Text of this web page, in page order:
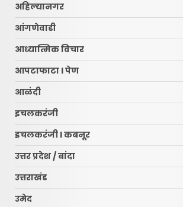
अहिल्यानगर
आंगणेवाडी
आध्यात्मिक विचार
आपटाफाटा l पेण
आळंदी
इचलकरंजी
इचलकरंजी l कबनूर
उत्तर प्रदेश / बांदा
उत्तराखंड
उमेद